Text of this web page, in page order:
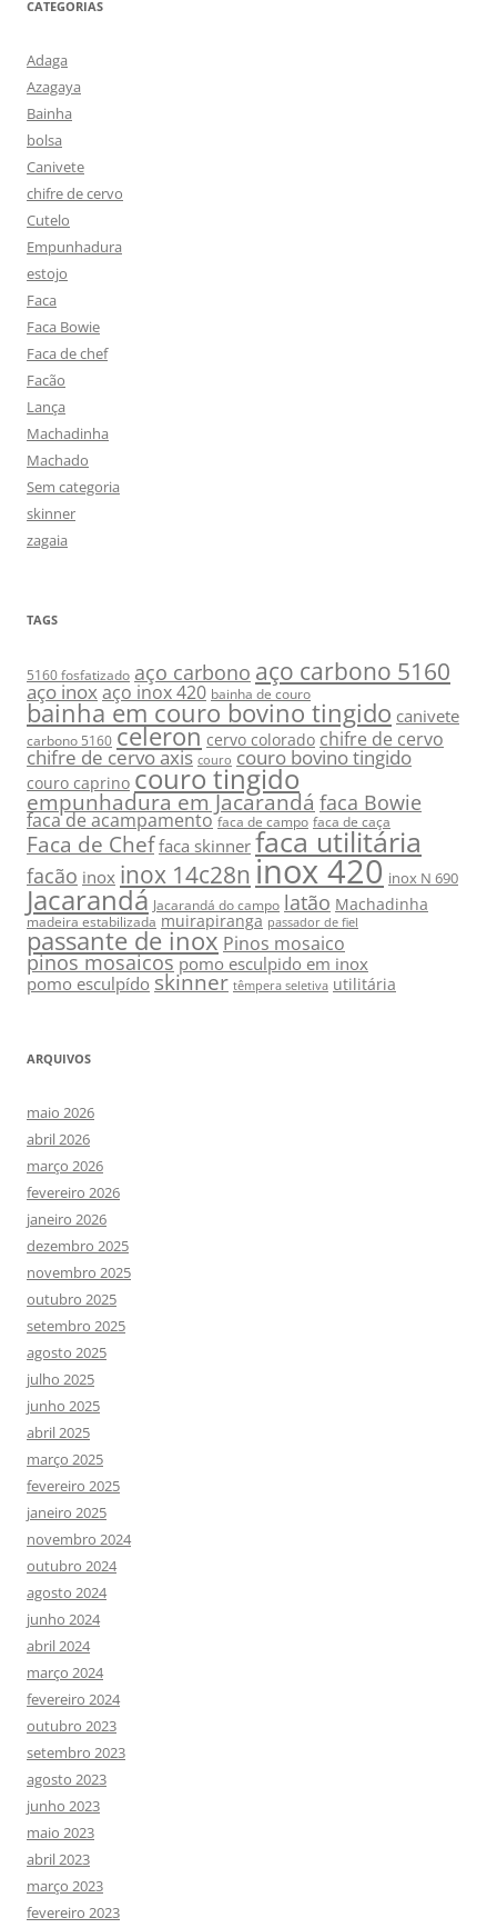
CATEGORIAS
Adaga
Azagaya
Bainha
bolsa
Canivete
chifre de cervo
Cutelo
Empunhadura
estojo
Faca
Faca Bowie
Faca de chef
Facão
Lança
Machadinha
Machado
Sem categoria
skinner
zagaia
TAGS
5160 fosfatizado aço carbono aço carbono 5160
aço inoxaço inox 420 bainha de couro
bainha em couro bovino tingido canivete
carbono 5160 celeron cervo colorado chifre de cervo
chifre de cervo axis couro couro bovino tingido
couro caprino couro tingido
empunhadura em Jacarandá faca Bowie
faca de acampamento faca de campo faca de caça
Faca de Chef faca skinner faca utilitária
facão inox inox 14c28ninox 420 inox N 690
Jacarandá Jacarandá do campo latão Machadinha
madeira estabilizada muirapiranga passador de fiel
passante de inox Pinos mosaico
pinos mosaicos pomo esculpido em inox
pomo esculpído skinner têmpera seletiva utilitária
ARQUIVOS
maio 2026
abril 2026
março 2026
fevereiro 2026
janeiro 2026
dezembro 2025
novembro 2025
outubro 2025
setembro 2025
agosto 2025
julho 2025
junho 2025
abril 2025
março 2025
fevereiro 2025
janeiro 2025
novembro 2024
outubro 2024
agosto 2024
junho 2024
abril 2024
março 2024
fevereiro 2024
outubro 2023
setembro 2023
agosto 2023
junho 2023
maio 2023
abril 2023
março 2023
fevereiro 2023